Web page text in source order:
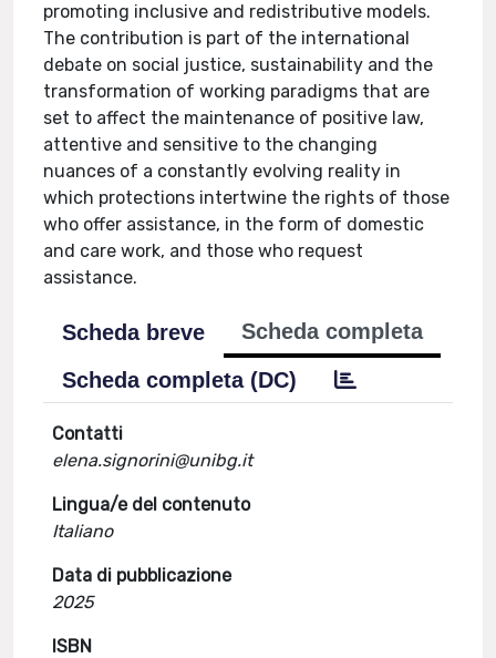
promoting inclusive and redistributive models.
The contribution is part of the international
debate on social justice, sustainability and the
transformation of working paradigms that are
set to affect the maintenance of positive law,
attentive and sensitive to the changing
nuances of a constantly evolving reality in
which protections intertwine the rights of those
who offer assistance, in the form of domestic
and care work, and those who request
assistance.
Scheda breve
Scheda completa
Scheda completa (DC)
Contatti
elena.signorini@unibg.it
Lingua/e del contenuto
Italiano
Data di pubblicazione
2025
ISBN